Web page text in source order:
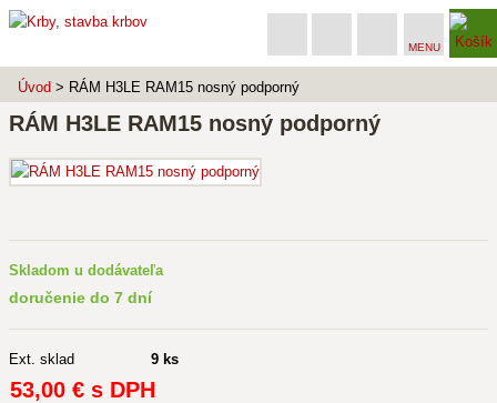
MENU
Úvod > RÁM H3LE RAM15 nosný podporný
RÁM H3LE RAM15 nosný podporný
Skladom u dodávateľa
doručenie do 7 dní
Ext. sklad 9 ks
53,00 € s DPH